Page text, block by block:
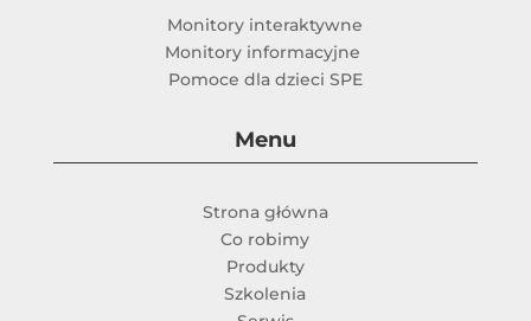
Monitory interaktywne
Monitory informacyjne
Pomoce dla dzieci SPE
Menu
Strona główna
Co robimy
Produkty
Szkolenia